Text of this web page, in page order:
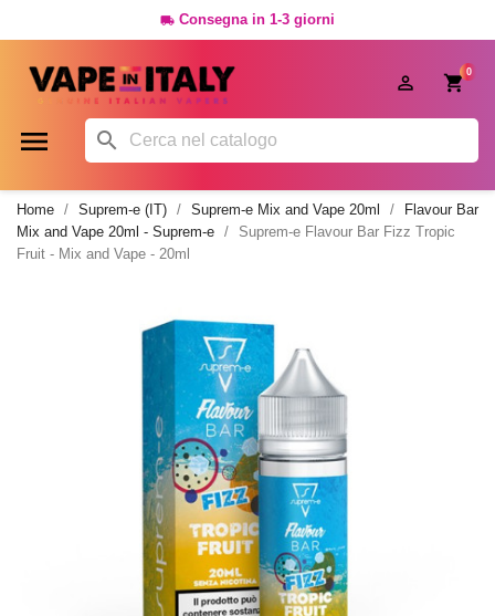
 Consegna in 1-3 giorni
0

 
Home Suprem-e (IT) Suprem-e Mix and Vape 20ml
Flavour Bar
Mix and Vape 20ml - Suprem-e
Suprem-e Flavour Bar Fizz Tropic
Fruit - Mix and Vape - 20ml